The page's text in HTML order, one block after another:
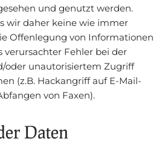
und genutzt werden.
wir daher keine wie immer
Offenlegung von Informationen
Fehler bei der
oder unautorisiertem Zugriff
(z.B. Hackangriff auf E-Mail-
von Faxen).
Daten